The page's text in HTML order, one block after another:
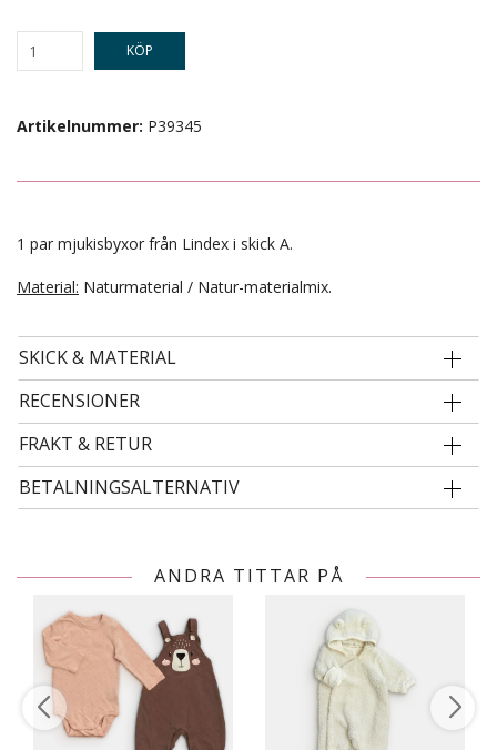
KÖP
Artikelnummer: P39345
1 par mjukisbyxor från Lindex i skick A.
Material: Naturmaterial / Natur-materialmix.
SKICK & MATERIAL
RECENSIONER
FRAKT & RETUR
BETALNINGSALTERNATIV
ANDRA TITTAR PÅ